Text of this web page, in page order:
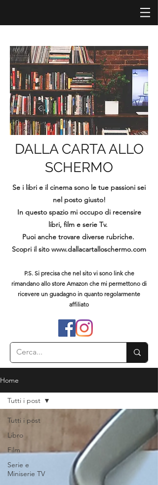
DALLA CARTA ALLO
SCHERMO
Se i libri e il cinema sono le tue passioni sei
nel posto giusto!
In questo spazio mi occupo di recensire
libri, film e serie Tv.
Puoi anche trovare diverse rubriche.
Scopri il sito www.dallacartalloschermo.com
P.S. Si precisa che nel sito vi sono link che
rimandano allo store Amazon che mi permettono di
ricevere un guadagno in quanto regolarmente
affiliato
Home
Tutti i post
Libro
Film
Serie e
Miniserie TV
Tutti i post